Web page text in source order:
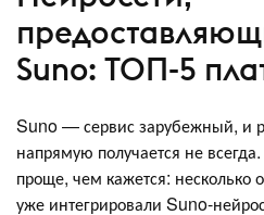
Suno: ТОП-5
Suno — сервис зарубежный, и
напрямую получается не
проще, чем кажется: несколько
уже интегрировали Suno-